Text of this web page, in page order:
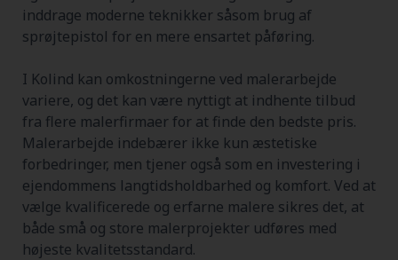
inddrage moderne teknikker såsom brug af
sprøjtepistol for en mere ensartet påføring.
I Kolind kan omkostningerne ved malerarbejde
variere, og det kan være nyttigt at indhente tilbud
fra flere malerfirmaer for at finde den bedste pris.
Malerarbejde indebærer ikke kun æstetiske
forbedringer, men tjener også som en investering i
ejendommens langtidsholdbarhed og komfort. Ved at
vælge kvalificerede og erfarne malere sikres det, at
både små og store malerprojekter udføres med
højeste kvalitetsstandard.